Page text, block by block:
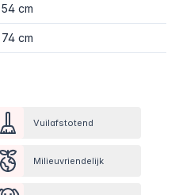
54 cm
74 cm
Vuilafstotend
Milieuvriendelijk